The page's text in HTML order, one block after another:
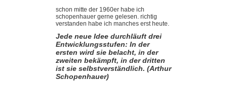
schon mitte der 1960er habe ich
schopenhauer gerne gelesen. richtig
verstanden habe ich manches erst heute.
Jede neue Idee durchläuft drei
Entwicklungsstufen: In der
ersten wird sie belacht, in der
zweiten bekämpft, in der dritten
ist sie selbstverständlich. (Arthur
Schopenhauer)